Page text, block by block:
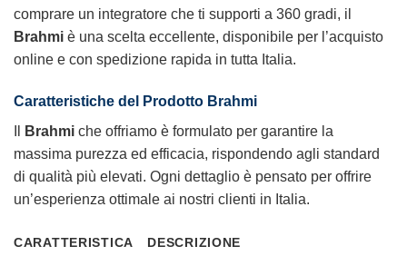
comprare un integratore che ti supporti a 360 gradi, il
Brahmi è una scelta eccellente, disponibile per l’acquisto
online e con spedizione rapida in tutta Italia.
Caratteristiche del Prodotto Brahmi
Brahmi che offriamo è formulato per garantire la
massima purezza ed efficacia, rispondendo agli standard
di qualità più elevati. Ogni dettaglio è pensato per offrire
un’esperienza ottimale ai nostri clienti in Italia.
CARATTERISTICA
DESCRIZIONE